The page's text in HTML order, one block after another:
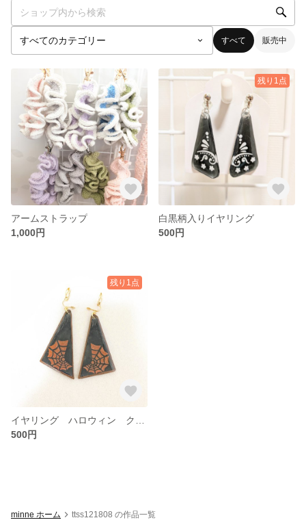
すべて 販売中
アームストラップ
1,000円
残り1点
白黒柄入りイヤリング
500円
残り1点
500円
minne ホーム ttss121808 の作品一覧